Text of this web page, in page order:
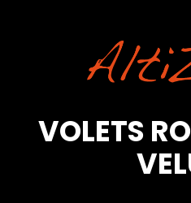
VOLETS